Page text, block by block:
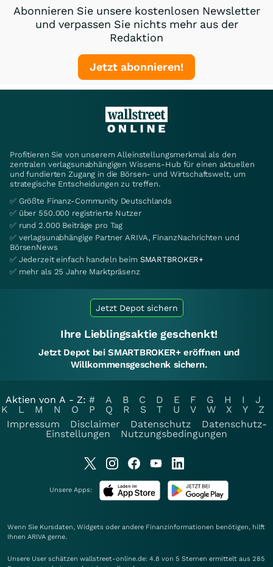
Abonnieren Sie unsere kostenlosen Newsletter
und verpassen Sie nichts mehr aus der
Redaktion
Jetzt abonnieren!
Profitieren Sie von unserem Alleinstellungsmerkmal als den
zentralen verlagsunabhängigen Wissens-Hub für einen aktuellen
und fundierten Zugang in die Börsen- und Wirtschaftswelt, um
strategische Entscheidungen zu treffen.
✅ Größte Finanz-Community Deutschlands
✅ über 550.000 registrierte Nutzer
✅ rund 2.000 Beiträge pro Tag
✅ verlagsunabhängige Partner ARIVA, FinanzNachrichten und
BörsenNews
✅ Jederzeit einfach handeln beim SMARTBROKER+
✅ mehr als 25 Jahre Marktpräsenz
Jetzt Depot sichern
Ihre Lieblingsaktie geschenkt!
Jetzt Depot bei SMARTBROKER+ eröffnen und
Willkommensgeschenk sichern.
Aktien von A - Z: # A B C D E F G H I
J
K
L M N O P Q R S T U V W X Y
Z
Impressum
Disclaimer Datenschutz
Datenschutz-
Einstellungen
Nutzungsbedingungen
Unsere Apps:
Wenn Sie Kursdaten, Widgets oder andere Finanzinformationen benötigen, hilft
Ihnen ARIVA gerne.
Unsere User schätzen wallstreet-online.de: 4.8 von 5 Sternen ermittelt aus 285